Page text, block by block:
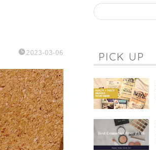
2023-03-06 PICK UP